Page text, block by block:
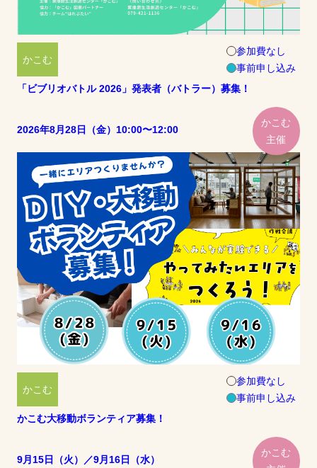
かこむ
参加費なし
事前申し込み
「ビブリオバトル 2026」発表者（バトラー）募集！
2026年8月28日（金）10:00〜12:00
かこむ
主催
かこむ
参加費なし
事前申し込み
かこむ大移動ボランティア募集！
9月15日（火）／9月16日（水）
かこむ